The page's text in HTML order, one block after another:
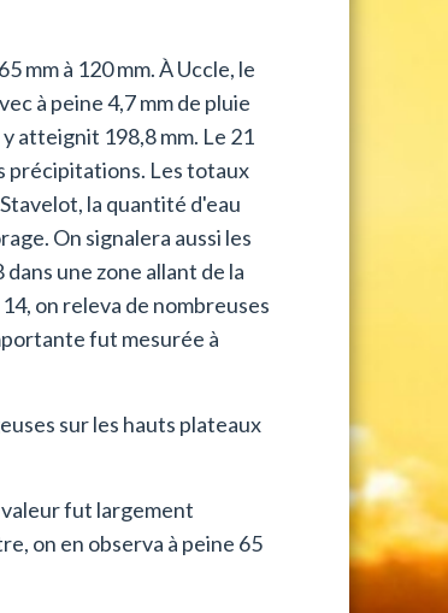
mm à 120 mm. À Uccle, le
à peine 4,7 mm de pluie
atteignit 198,8 mm. Le 21
précipitations. Les totaux
la quantité d'eau
On signalera aussi les
une zone allant de la
on releva de nombreuses
fut mesurée à
sur les hauts plateaux
fut largement
on en observa à peine 65